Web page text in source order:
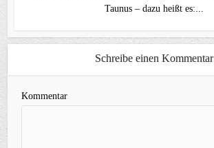
Taunus – dazu heißt es:...
Schreibe einen Kommentar
Kommentar